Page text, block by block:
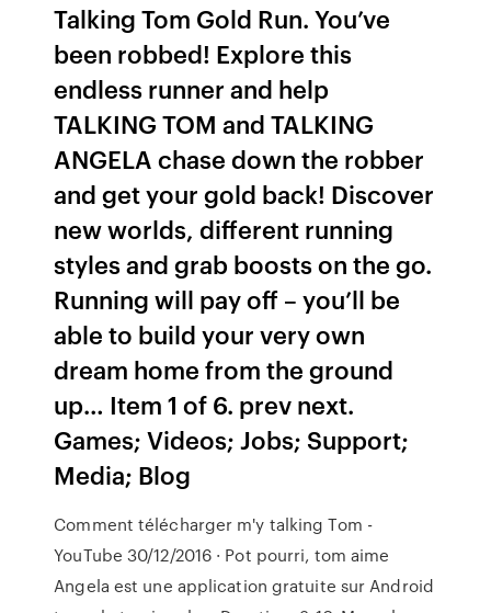
Talking Tom Gold Run. You’ve
been robbed! Explore this
endless runner and help
TALKING TOM and TALKING
ANGELA chase down the robber
and get your gold back! Discover
new worlds, different running
styles and grab boosts on the go.
Running will pay off – you’ll be
able to build your very own
dream home from the ground
up… Item 1 of 6. prev next.
Games; Videos; Jobs; Support;
Media; Blog
Comment télécharger m'y talking Tom -
YouTube 30/12/2016 · Pot pourri, tom aime
Angela est une application gratuite sur Android